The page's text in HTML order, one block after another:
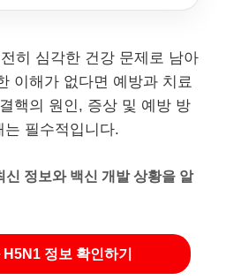
히 심각한 건강 문제로 남아
이해가 없다면 예방과 치료
핵의 원인, 증상 및 예방 방
필수적입니다.
신 정보와 백신 개발 상황을 알
H5N1 정보 확인하기